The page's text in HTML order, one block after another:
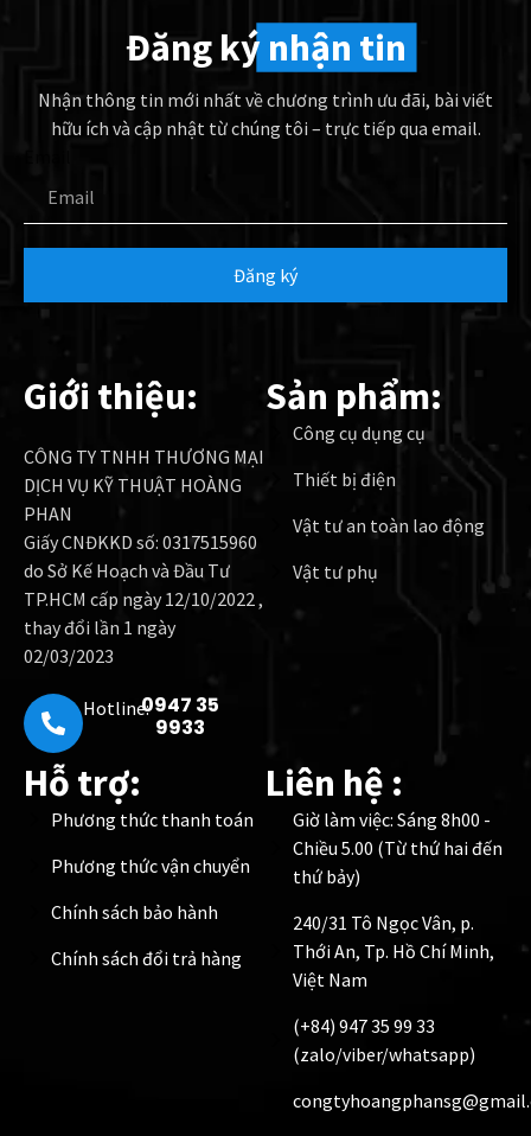
Đăng ký nhận tin
Nhận thông tin mới nhất về chương trình ưu đãi, bài viết
hữu ích và cập nhật từ chúng tôi – trực tiếp qua email.
Đăng ký
Giới thiệu:
CÔNG TY TNHH THƯƠNG MẠI
DỊCH VỤ KỸ THUẬT HOÀNG
PHAN
Giấy CNĐKKD số: 0317515960
do Sở Kế Hoạch và Đầu Tư
TP.HCM cấp ngày 12/10/2022 ,
thay đổi lần 1 ngày
02/03/2023
Hotline:0947 35
9933
Sản phẩm:
Công cụ dụng cụ
Thiết bị điện
Vật tư an toàn lao động
Vật tư phụ
Hỗ trợ:
Phương thức thanh toán
Phương thức vận chuyển
Chính sách bảo hành
Chính sách đổi trả hàng
Liên hệ :
Giờ làm việc: Sáng 8h00 -
Chiều 5.00 (Từ thứ hai đến
thứ bảy)
240/31 Tô Ngọc Vân, p.
Thới An, Tp. Hồ Chí Minh,
Việt Nam
(+84) 947 35 99 33
(zalo/viber/whatsapp)